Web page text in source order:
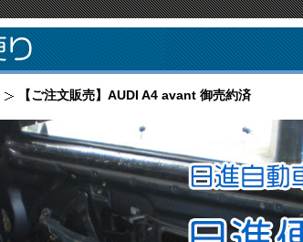
【ご注文販売】AUDI A4 avant 御売約済